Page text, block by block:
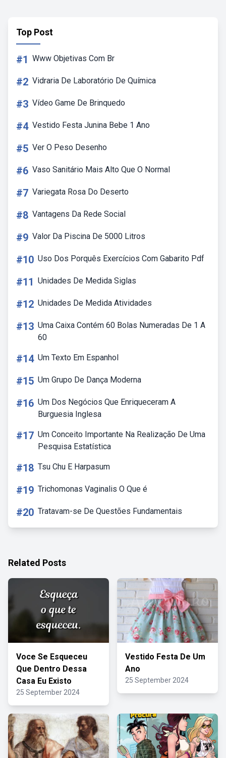
Top Post
#1 Www Objetivas Com Br
#2 Vidraria De Laboratório De Química
#3 Vídeo Game De Brinquedo
#4 Vestido Festa Junina Bebe 1 Ano
#5 Ver O Peso Desenho
#6 Vaso Sanitário Mais Alto Que O Normal
#7 Variegata Rosa Do Deserto
#8 Vantagens Da Rede Social
#9 Valor Da Piscina De 5000 Litros
#10 Uso Dos Porquês Exercícios Com Gabarito Pdf
#11 Unidades De Medida Siglas
#12 Unidades De Medida Atividades
#13 Uma Caixa Contém 60 Bolas Numeradas De 1 A
60
#14 Um Texto Em Espanhol
#15 Um Grupo De Dança Moderna
#16 Um Dos Negócios Que Enriqueceram A
Burguesia Inglesa
#17 Um Conceito Importante Na Realização De Uma
Pesquisa Estatística
#18 Tsu Chu E Harpasum
#19 Trichomonas Vaginalis O Que é
#20 Tratavam-se De Questões Fundamentais
Related Posts
Voce Se Esqueceu
Que Dentro Dessa
Casa Eu Existo
25 September 2024
Vestido Festa De Um
Ano
25 September 2024